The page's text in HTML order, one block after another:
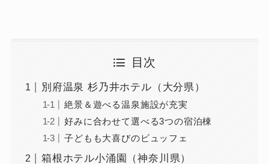
目次
別府温泉 杉乃井ホテル（大分県）
絶景＆遊べる温泉施設が充実
好みに合わせて選べる3つの宿泊棟
子どもも大喜びのビュッフェ
箱根ホテル小涌園（神奈川県）